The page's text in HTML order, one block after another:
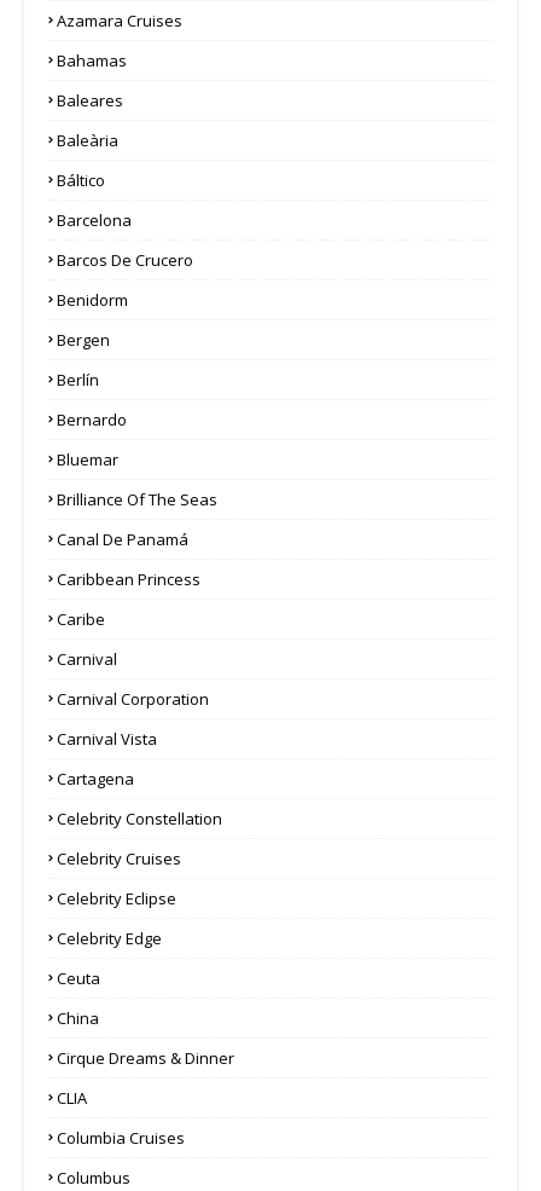
Azamara Cruises
Bahamas
Baleares
Baleària
Báltico
Barcelona
Barcos De Crucero
Benidorm
Bergen
Berlín
Bernardo
Bluemar
Brilliance Of The Seas
Canal De Panamá
Caribbean Princess
Caribe
Carnival
Carnival Corporation
Carnival Vista
Cartagena
Celebrity Constellation
Celebrity Cruises
Celebrity Eclipse
Celebrity Edge
Ceuta
China
Cirque Dreams & Dinner
CLIA
Columbia Cruises
Columbus